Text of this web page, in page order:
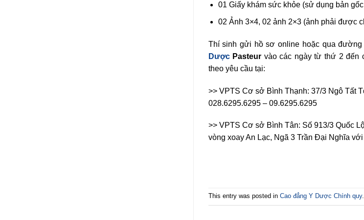
01 Giấy khám sức khỏe (sử dụng bản
02 Ảnh 3×4, 02 ảnh 2×3 (ảnh phải được
Thí sinh gửi hồ sơ online hoặc qua
DượcPasteur vào các ngày từ thứ 2 đến
theo yêu cầu tại:
>> VPTS Cơ sở Bình Thạnh: 37/3 Ngô Tất
028.6295.6295 – 09.6295.6295
>> VPTS Cơ sở Bình Tân: Số 913/3 Quốc
vòng xoay An Lạc, Ngã 3 Trần Đại Nghĩa
This entry was posted in Cao đẳng Y Dược Chính quy